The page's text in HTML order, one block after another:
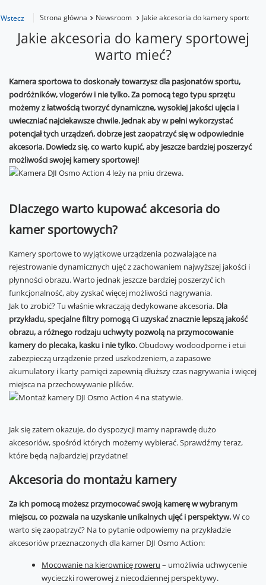
Wstecz Strona główna Newsroom Jakie akcesoria do kamery sportowej
Jakie akcesoria do kamery sportowej
warto mieć?
Kamera sportowa to doskonały towarzysz dla pasjonatów sportu,
podróżników, vlogerów i nie tylko. Za pomocą tego typu sprzętu
możemy z łatwością tworzyć dynamiczne, wysokiej jakości ujęcia i
uwieczniać najciekawsze chwile. Jednak aby w pełni wykorzystać
potencjał tych urządzeń, dobrze jest zaopatrzyć się w odpowiednie
akcesoria. Dowiedz się, co warto kupić, aby jeszcze bardziej poszerzyć
możliwości swojej kamery sportowej!
Dlaczego warto kupować akcesoria do
kamer sportowych?
Kamery sportowe to wyjątkowe urządzenia pozwalające na
rejestrowanie dynamicznych ujęć z zachowaniem najwyższej jakości i
płynności obrazu. Warto jednak jeszcze bardziej poszerzyć ich
funkcjonalność, aby zyskać więcej możliwości nagrywania.
Jak to zrobić? Tu właśnie wkraczają dedykowane akcesoria. Dla
przykładu, specjalne filtry pomogą Ci uzyskać znacznie lepszą jakość
obrazu, a różnego rodzaju uchwyty pozwolą na przymocowanie
kamery do plecaka, kasku i nie tylko.Obudowy wodoodporne i etui
zabezpieczą urządzenie przed uszkodzeniem, a zapasowe
akumulatory i karty pamięci zapewnią dłuższy czas nagrywania i więcej
miejsca na przechowywanie plików.
Jak się zatem okazuje, do dyspozycji mamy naprawdę dużo
akcesoriów, spośród których możemy wybierać. Sprawdźmy teraz,
które będą najbardziej przydatne!
Akcesoria do montażu kamery
Za ich pomocą możesz przymocować swoją kamerę w wybranym
miejscu, co pozwala na uzyskanie unikalnych ujęć i perspektyw.W co
warto się zaopatrzyć? Na to pytanie odpowiemy na przykładzie
akcesoriów przeznaczonych dla kamer DJI Osmo Action:
Mocowanie na kierownicę roweru – umożliwia uchwycenie
wycieczki rowerowej z niecodziennej perspektywy.